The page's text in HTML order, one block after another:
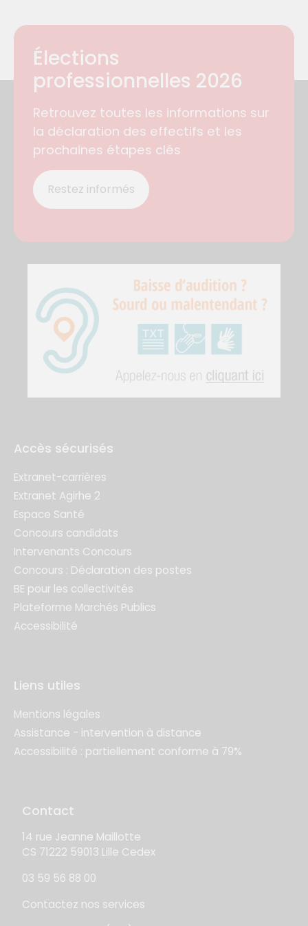
Élections
professionnelles 2026
Retrouvez toutes les informations sur
la déclaration des effectifs et les
prochaines étapes clés
Restez informés
Accès sécurisés
Extranet-carrières
Extranet Agirhe 2
Espace Santé
Concours candidats
Intervenants Concours
Concours : Déclaration des postes
BE pour les collectivités
Plateforme Marchés Publics
Accessibilité
Liens utiles
Mentions légales
Assistance - intervention à distance
Accessibilité : partiellement conforme à 79%
Contact
14 rue Jeanne Maillotte
CS 71222 59013 Lille Cedex
03 59 56 88 00
Contactez nos services